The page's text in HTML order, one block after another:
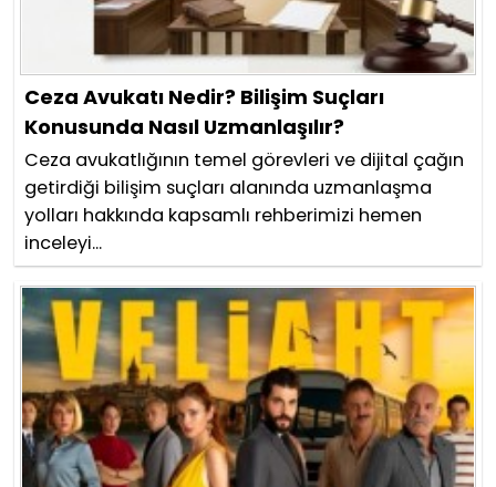
Ceza Avukatı Nedir? Bilişim Suçları
Konusunda Nasıl Uzmanlaşılır?
Ceza avukatlığının temel görevleri ve dijital çağın
getirdiği bilişim suçları alanında uzmanlaşma
yolları hakkında kapsamlı rehberimizi hemen
inceleyi...